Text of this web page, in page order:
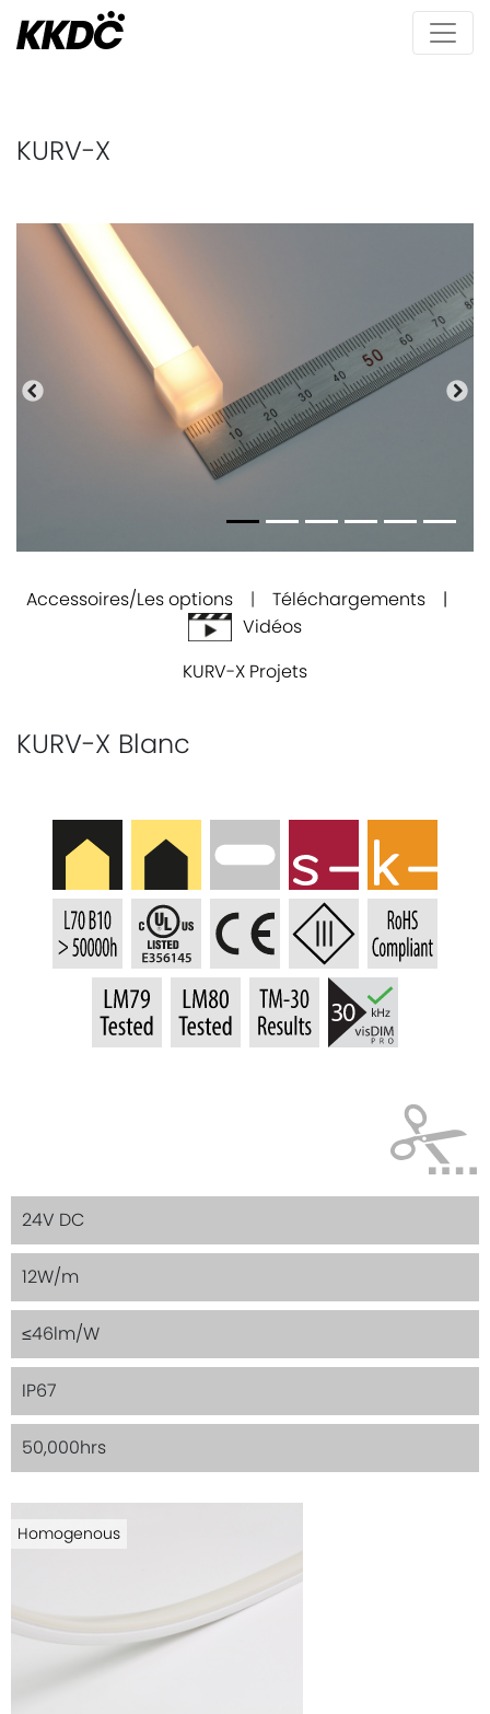
KURV-X
Précédente
Accessoires/Les options| Téléchargements |
Vidéos
KURV-X Projets
KURV-X Blanc
24V DC
12W/m
≤46lm/W
IP67
50,000hrs
Homogenous